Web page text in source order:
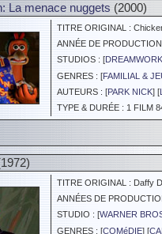
La menace nuggets (2000)
TITRE ORIGINAL :
ANNÉE DE
STUDIOS : [
GENRES : [FAMILIAL &
AUTEURS : [PARK NICK] [
TYPE & DURÉE : 1 FILM
TITRE ORIGINAL : Daffy
ANNÉES DE
STUDIO : [WARNER
GENRES : [COMéDIE] [